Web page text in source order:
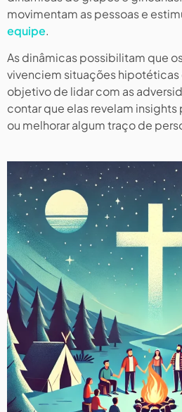
movimentam as pessoas e
equipe.
As dinâmicas possibilitam que
vivenciem situações
objetivo de lidar com as
contar que elas revelam insights
ou melhorar algum traço de